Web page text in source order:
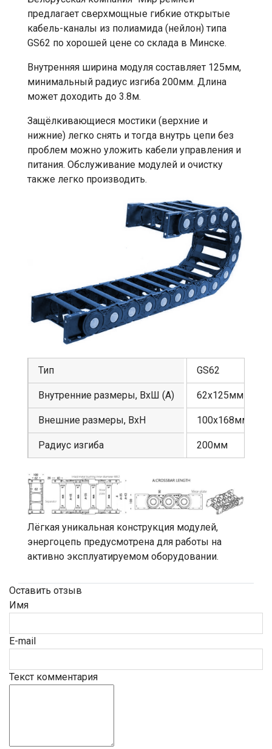
предлагает сверхмощные гибкие открытые
кабель-каналы из полиамида (нейлон) типа
GS62 по хорошей цене со склада в Минске.
Внутренняя ширина модуля составляет 125мм,
минимальный радиус изгиба 200мм. Длина
может доходить до 3.8м.
Защёлкивающиеся мостики (верхние и
нижние) легко снять и тогда внутрь цепи без
проблем можно уложить кабели управления и
питания. Обслуживание модулей и очистку
также легко производить.
Тип
Внутренние размеры, ВхШ (А)
Внешние размеры, ВхН
Радиус изгиба
GS62
62х125мм
100х168мм
200мм
Лёгкая уникальная конструкция модулей,
энергоцепь предусмотрена для работы на
активно эксплуатируемом оборудовании.
Оставить отзыв
Имя
E-mail
Текст комментария